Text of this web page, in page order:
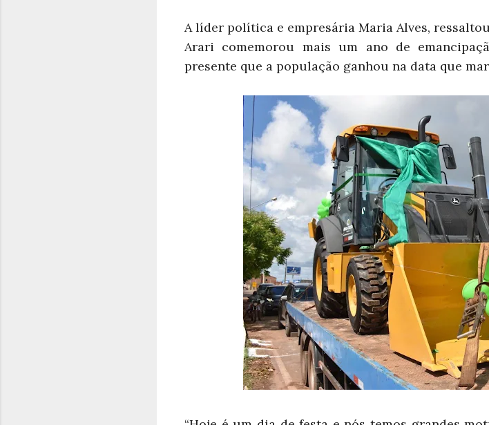
A líder política e empresária Maria Alves,
Arari comemorou mais um ano de
presente que a população ganhou na data que